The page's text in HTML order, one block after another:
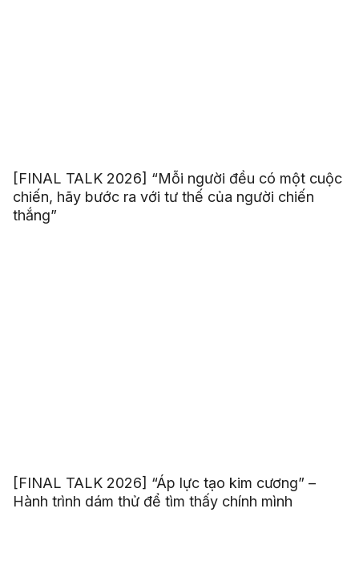
[FINAL TALK 2026] “Mỗi người đều có một cuộc
chiến, hãy bước ra với tư thế của người chiến
thắng”
[FINAL TALK 2026] “Áp lực tạo kim cương” –
Hành trình dám thử để tìm thấy chính mình